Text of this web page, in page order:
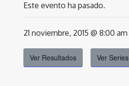
Este evento ha pasado.
21 noviembre, 2015 @ 8:00 am
Ver Resultados Ver Series